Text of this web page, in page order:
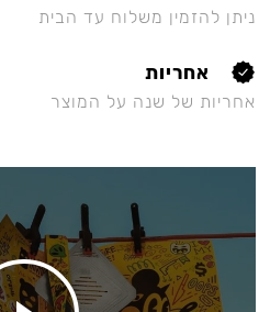
ניתן להזמין משלוח עד הבית
אחריות
אחריות של שנה על המוצר